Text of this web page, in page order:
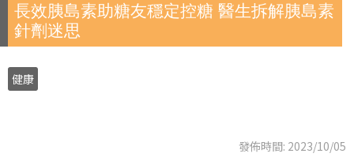
長效胰島素助糖友穩定控糖 醫生拆解胰島素
針劑迷思
健康
發佈時間: 2023/10/05